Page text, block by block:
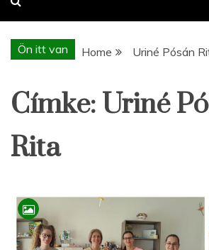
Ön itt van Home Uriné Pósán
Címke: Uriné
Rita